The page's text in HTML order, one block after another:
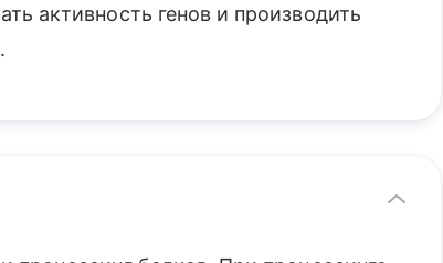
активность генов и производить